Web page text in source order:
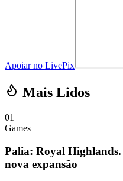
Apoiar no LivePix
Mais Lidos
01
Games
Palia: Royal
nova expansão